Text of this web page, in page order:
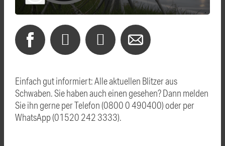
Einfach gut informiert: Alle aktuellen Blitzer aus
Schwaben. Sie haben auch einen gesehen? Dann melden
Sie ihn gerne per Telefon (0800 0 490400) oder per
WhatsApp (01520 242 3333).